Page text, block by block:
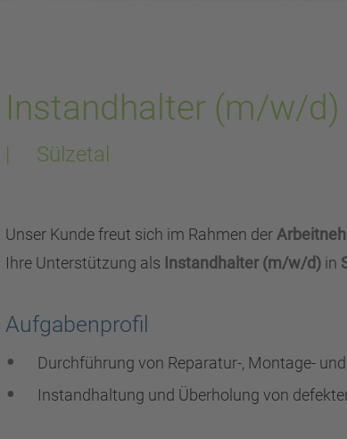
Instandhalter (m/w/d)
| Sülzetal
Unser Kunde freut sich im Rahmen der
Ihre Unterstützung als Instandhalter (m/w/d) in
Aufgabenprofil
Durchführung von Reparatur-, Montage-
Instandhaltung und Überholung von